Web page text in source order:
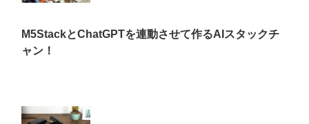
M5StackとChatGPTを連動させて作るAIスタックチ
ャン！